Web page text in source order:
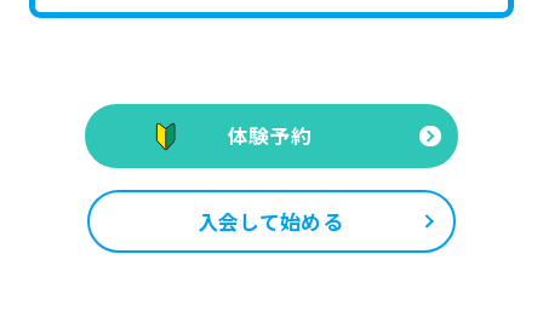
体験予約
入会して始める